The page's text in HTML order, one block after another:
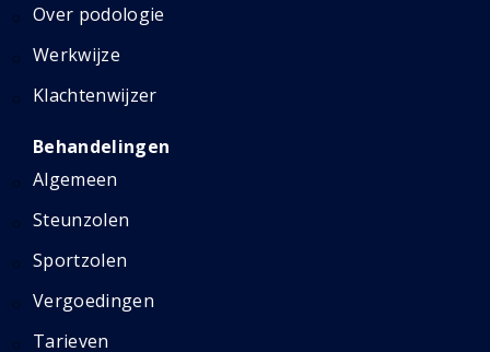
Over podologie
Werkwijze
Klachtenwijzer
Behandelingen
Algemeen
Steunzolen
Sportzolen
Vergoedingen
Tarieven